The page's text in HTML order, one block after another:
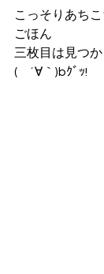
こっそりあち
ごほん
三枚目は見つ
(　´∀｀)bｸﾞｯ!